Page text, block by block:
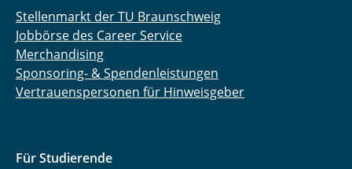
Athira Vadakkekkara
Rahav Venkateswaran
Stellenmarkt der TU Braunschweig
Jobbörse des Career Service
Merchandising
Sponsoring- & Spendenleistungen
Vertrauenspersonen für Hinweisgeber
Für Studierende